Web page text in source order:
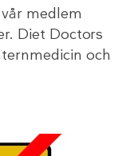
medlem
Diet Doctors
och